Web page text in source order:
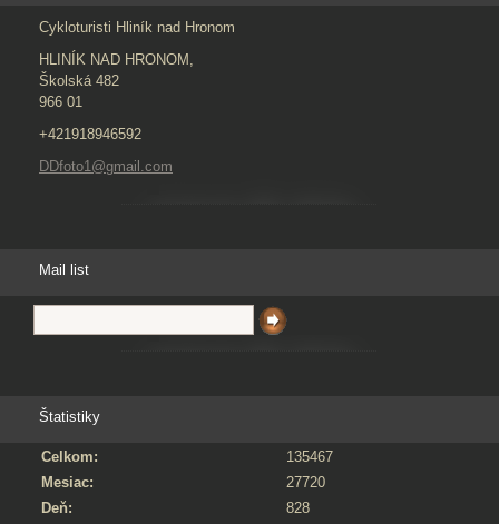
Cykloturisti Hliník nad Hronom
HLINÍK NAD HRONOM,
Školská 482
966 01
+421918946592
DDfoto1@gmail.com
Mail list
Štatistiky
Celkom:
135467
Mesiac:
27720
Deň:
828